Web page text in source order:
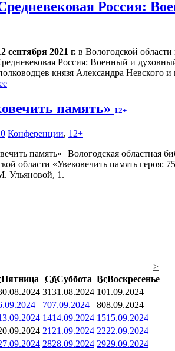
Россия:
сентября 2021 г. в Вологодской
Россия: Военный и
князя Александра Невского
память» 12+
Конференции, 12+
Вологодская областная
области «Увековечить память героя:
Ульяновой, 1.
>
Пятница СбСуббота ВсВоскресенье
3131.08.2024 101.09.2024
707.09.2024 808.09.2024
1414.09.2024 1515.09.2024
21 21.09.2024 2222.09.2024
2828.09.2024 2929.09.2024